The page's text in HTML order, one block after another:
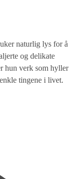
naturlig lys for å
og delikate
hun verk som hyller
tingene i livet.